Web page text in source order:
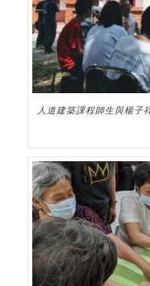
人道建築課程師生與楊子